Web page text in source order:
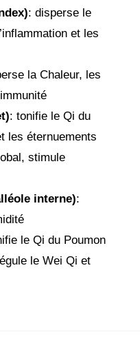
: disperse le
et les
la Chaleur, les
: tonifie le Qi du
les éternuements
stimule
interne):
le Qi du Poumon
le Wei Qi et